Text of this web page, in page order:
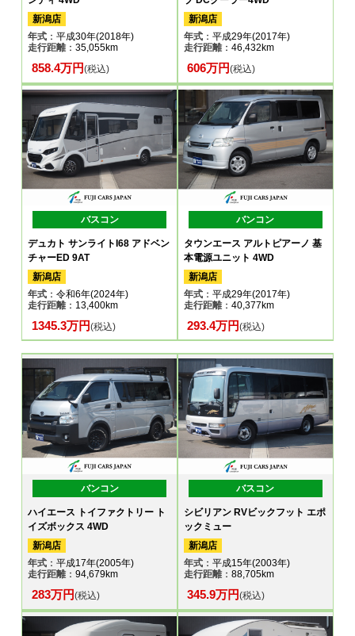
新潟店
年式 ：平成30年(2018年)
走行距離：35,055km
858.4万円(税込)
新潟店
年式：平成29年(2017年)
走行距離：46,432km
606万円(税込)
バスコン
デュカト サンライトI68 アドベン
チャーED 9AT
新潟店
年式 ：令和6年(2024年)
走行距離：13,400km
1345.3万円(税込)
バンコン
タウンエース アルトピアーノ 基
本電源ユニット 4WD
新潟店
年式：平成29年(2017年)
走行距離：40,377km
293.4万円(税込)
バンコン
ハイエース トイファクトリー ト
イズボックス 4WD
新潟店
年式 ：平成17年(2005年)
走行距離：94,679km
283万円(税込)
バスコン
シビリアン RVビックフット エポ
ックミュー
新潟店
年式：平成15年(2003年)
走行距離：88,705km
345.9万円(税込)